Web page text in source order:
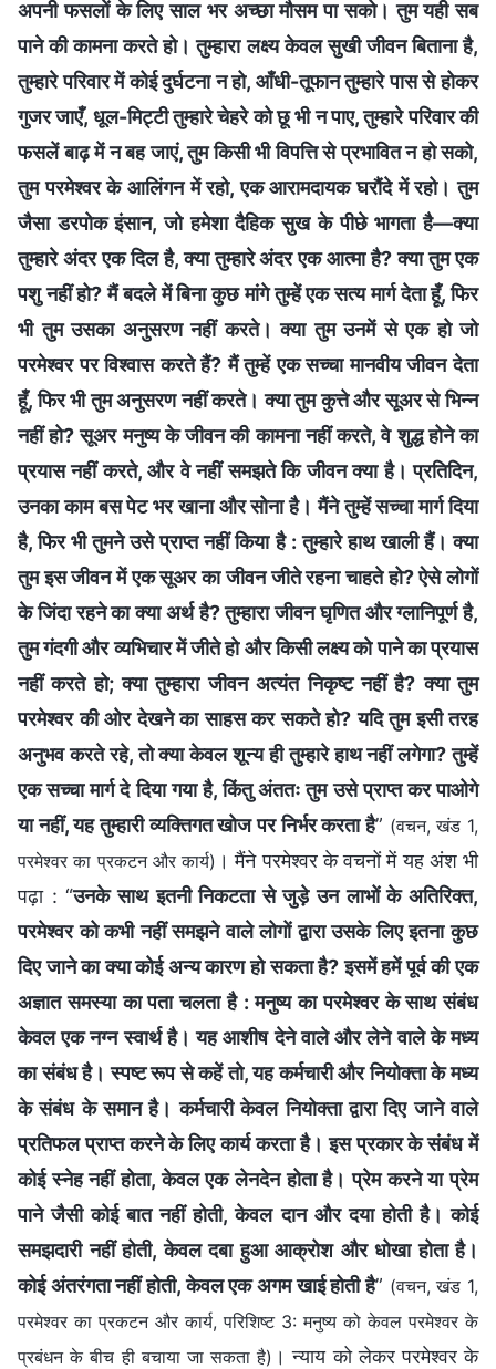
अपनी फसलों के लिए साल भर अच्छा मौसम पा सको। तुम यही सब
पाने की कामना करते हो। तुम्‍हारा लक्ष्य केवल सुखी जीवन बिताना है,
तुम्‍हारे परिवार में कोई दुर्घटना न हो, आँधी-तूफान तुम्‍हारे पास से होकर
गुजर जाएँ, धूल-मिट्टी तुम्‍हारे चेहरे को छू भी न पाए, तुम्‍हारे परिवार की
फसलें बाढ़ में न बह जाएं, तुम किसी भी विपत्ति से प्रभावित न हो सको,
तुम परमेश्वर के आलिंगन में रहो, एक आरामदायक घरौंदे में रहो। तुम
जैसा डरपोक इंसान, जो हमेशा दैहिक सुख के पीछे भागता है—क्या
तुम्‍हारे अंदर एक दिल है, क्या तुम्‍हारे अंदर एक आत्मा है? क्या तुम एक
पशु नहीं हो? मैं बदले में बिना कुछ मांगे तुम्‍हें एक सत्य मार्ग देता हूँ, फिर
भी तुम उसका अनुसरण नहीं करते। क्या तुम उनमें से एक हो जो
परमेश्वर पर विश्वास करते हैं? मैं तुम्‍हें एक सच्चा मानवीय जीवन देता
हूँ, फिर भी तुम अनुसरण नहीं करते। क्या तुम कुत्ते और सूअर से भिन्न
नहीं हो? सूअर मनुष्य के जीवन की कामना नहीं करते, वे शुद्ध होने का
प्रयास नहीं करते, और वे नहीं समझते कि जीवन क्या है। प्रतिदिन,
उनका काम बस पेट भर खाना और सोना है। मैंने तुम्‍हें सच्चा मार्ग दिया
है, फिर भी तुमने उसे प्राप्त नहीं किया है : तुम्‍हारे हाथ खाली हैं। क्या
तुम इस जीवन में एक सूअर का जीवन जीते रहना चाहते हो? ऐसे लोगों
के जिंदा रहने का क्या अर्थ है? तुम्‍हारा जीवन घृणित और ग्लानिपूर्ण है,
तुम गंदगी और व्यभिचार में जीते हो और किसी लक्ष्य को पाने का प्रयास
नहीं करते हो; क्या तुम्‍हारा जीवन अत्यंत निकृष्ट नहीं है? क्या तुम
परमेश्वर की ओर देखने का साहस कर सकते हो? यदि तुम इसी तरह
अनुभव करते रहे, तो क्या केवल शून्य ही तुम्हारे हाथ नहीं लगेगा? तुम्हें
एक सच्चा मार्ग दे दिया गया है, किंतु अंततः तुम उसे प्राप्त कर पाओगे
या नहीं, यह तुम्हारी व्यक्तिगत खोज पर निर्भर करता है” (वचन, खंड 1,
परमेश्वर का प्रकटन और कार्य) । मैंने परमेश्वर के वचनों में यह अंश भी
पढ़ा : “उनके साथ इतनी निकटता से जुड़े उन लाभों के अतिरिक्त,
परमेश्वर को कभी नहीं समझने वाले लोगों द्वारा उसके लिए इतना कुछ
दिए जाने का क्या कोई अन्य कारण हो सकता है? इसमें हमें पूर्व की एक
अज्ञात समस्या का पता चलता है : मनुष्य का परमेश्वर के साथ संबंध
केवल एक नग्न स्वार्थ है। यह आशीष देने वाले और लेने वाले के मध्य
का संबंध है। स्पष्ट रूप से कहें तो, यह कर्मचारी और नियोक्ता के मध्य
के संबंध के समान है। कर्मचारी केवल नियोक्ता द्वारा दिए जाने वाले
प्रतिफल प्राप्त करने के लिए कार्य करता है। इस प्रकार के संबंध में
कोई स्नेह नहीं होता, केवल एक लेनदेन होता है। प्रेम करने या प्रेम
पाने जैसी कोई बात नहीं होती, केवल दान और दया होती है। कोई
समझदारी नहीं होती, केवल दबा हुआ आक्रोश और धोखा होता है।
कोई अंतरंगता नहीं होती, केवल एक अगम खाई होती है” (वचन, खंड 1,
परमेश्वर का प्रकटन और कार्य, परिशिष्ट 3: मनुष्य को केवल परमेश्वर के
प्रबंधन के बीच ही बचाया जा सकता है) । न्याय को लेकर परमेश्वर के